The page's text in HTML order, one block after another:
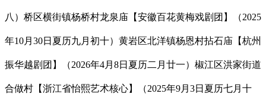
八）桥区横街镇杨桥村龙泉庙【安徽百花黄梅戏剧团】（2025
年10月30日夏历九月初十）黄岩区北洋镇杨恩村拈石庙【杭州
振华越剧团】（2026年4月8日夏历二月廿一）椒江区洪家街道
合做村【浙江省怡熙艺术核心】（2025年9月3日夏历七月十